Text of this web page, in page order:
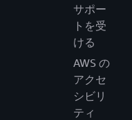
サポー
トを受
ける
AWS の
アクセ
シビリ
ティ